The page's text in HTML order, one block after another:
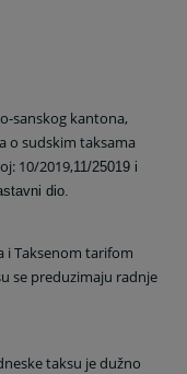
sanskog kantona,
o sudskim taksama
10/2019,11/25019 i
dio.
i Taksenom tarifom
se preduzimaju radnje
taksu je dužno